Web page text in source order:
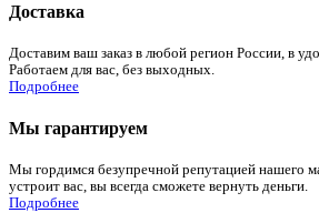
Доставка
Доставим ваш заказ в любой регион России, в
Работаем для вас, без выходных.
Подробнее
Мы гарантируем
Мы гордимся безупречной репутацией нашего
устроит вас, вы всегда сможете вернуть деньги.
Подробнее